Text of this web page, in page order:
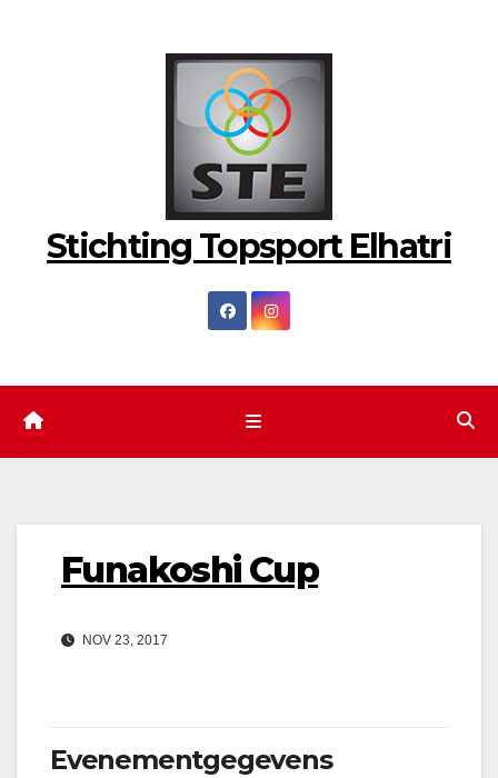
Stichting Topsport Elhatri
Funakoshi Cup
NOV 23, 2017
Evenementgegevens